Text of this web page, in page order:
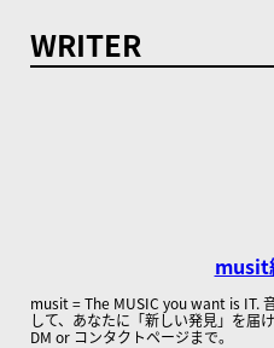
WRITER
musit
musit = The MUSIC you want is IT.
して、あなたに「新しい発見」を届
DM or コンタクトページまで。